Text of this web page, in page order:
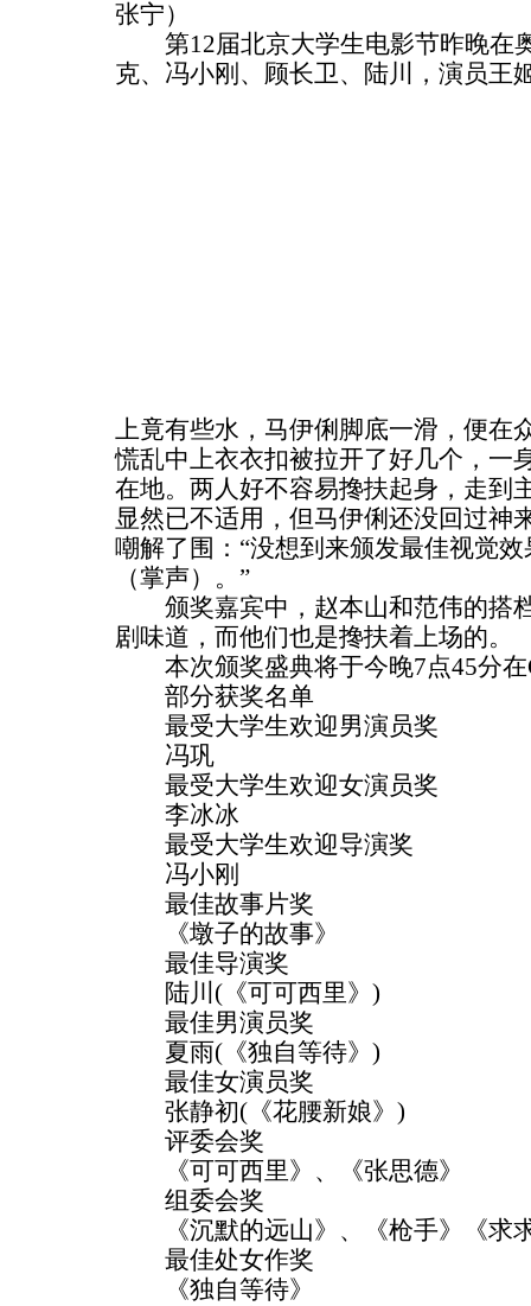
张宁）
第12届北京大学生电影节昨晚在
克、冯小刚、顾长卫、陆川，演员王
上竟有些水，马伊俐脚底一滑，便在
慌乱中上衣衣扣被拉开了好几个，一
在地。两人好不容易搀扶起身，走到
显然已不适用，但马伊俐还没回过神
嘲解了围：“没想到来颁发最佳视觉
（掌声）。”
颁奖嘉宾中，赵本山和范伟的搭
剧味道，而他们也是搀扶着上场的。
本次颁奖盛典将于今晚7点45分在
部分获奖名单
最受大学生欢迎男演员奖
冯巩
最受大学生欢迎女演员奖
李冰冰
最受大学生欢迎导演奖
冯小刚
最佳故事片奖
《墩子的故事》
最佳导演奖
陆川(《可可西里》)
最佳男演员奖
夏雨(《独自等待》)
最佳女演员奖
张静初(《花腰新娘》)
评委会奖
《可可西里》、《张思德》
组委会奖
《沉默的远山》、《枪手》《求
最佳处女作奖
《独自等待》